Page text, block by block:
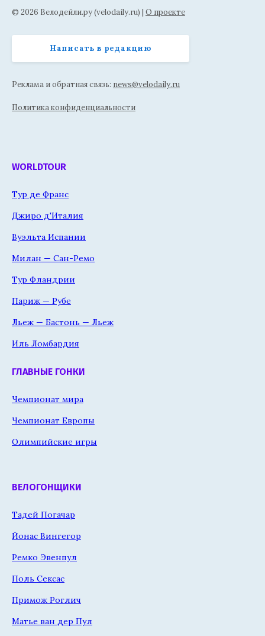
© 2026 Велодейли.ру (velodaily.ru) | О проекте
Написать в редакцию
Реклама и обратная связь: news@velodaily.ru
Политика конфиденциальности
WORLDTOUR
Тур де Франс
Джиро д'Италия
Вуэльта Испании
Милан — Сан-Ремо
Тур Фландрии
Париж — Рубе
Льеж — Бастонь — Льеж
Иль Ломбардия
ГЛАВНЫЕ ГОНКИ
Чемпионат мира
Чемпионат Европы
Олимпийские игры
ВЕЛОГОНЩИКИ
Тадей Погачар
Йонас Вингегор
Ремко Эвенпул
Поль Сексас
Примож Роглич
Матье ван дер Пул